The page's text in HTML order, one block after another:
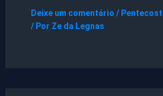
Deixe um comentário /
/ Por Ze da Legnas